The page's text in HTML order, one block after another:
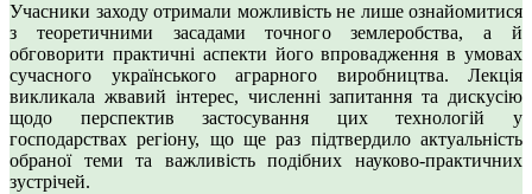
Учасники заходу отримали можливість не лише ознайомитися
з теоретичними засадами точного землеробства, а й
обговорити практичні аспекти його впровадження в умовах
сучасного українського аграрного виробництва. Лекція
викликала жвавий інтерес, численні запитання та дискусію
щодо перспектив застосування цих технологій у
господарствах регіону, що ще раз підтвердило актуальність
обраної теми та важливість подібних науково-практичних
зустрічей.